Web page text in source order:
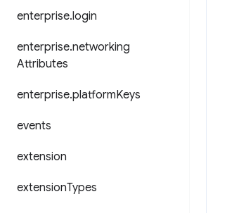
enterprise.login
enterprise.networking
Attributes
enterprise.platformKeys
events
extension
extensionTypes